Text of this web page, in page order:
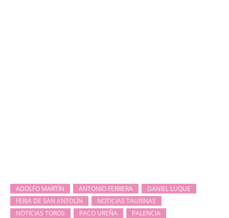
ADOLFO MARTÍN ANTONIO FERRERA
DANIEL LUQUE
FERIA DE SAN ANTOLÍN
NOTICIAS TAURINAS
NOTICIAS TOROS
PACO UREÑA
PALENCIA